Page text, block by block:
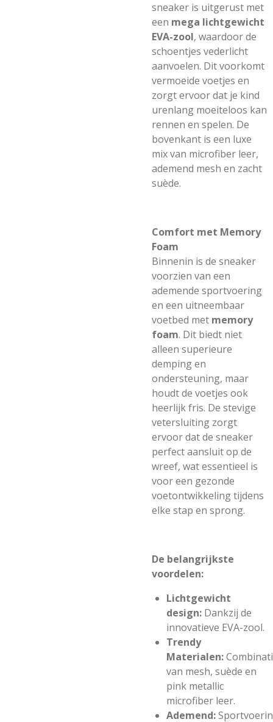
sneaker is uitgerust met
een mega lichtgewicht
EVA-zool, waardoor de
schoentjes vederlicht
aanvoelen. Dit voorkomt
vermoeide voetjes en
zorgt ervoor dat je kind
urenlang moeiteloos kan
rennen en spelen. De
bovenkant is een luxe
mix van microfiber leer,
ademend mesh en zacht
suède.
Comfort met Memory
Foam
Binnenin is de sneaker
voorzien van een
ademende sportvoering
en een uitneembaar
voetbed met memory
foam. Dit biedt niet
alleen superieure
demping en
ondersteuning, maar
houdt de voetjes ook
heerlijk fris. De stevige
vetersluiting zorgt
ervoor dat de sneaker
perfect aansluit op de
wreef, wat essentieel is
voor een gezonde
voetontwikkeling tijdens
elke stap en sprong.
De belangrijkste
voordelen:
Lichtgewicht
design: Dankzij de
innovatieve EVA-zool.
Trendy
Materialen:
van mesh, suède en
pink metallic
microfiber leer.
Ademend: